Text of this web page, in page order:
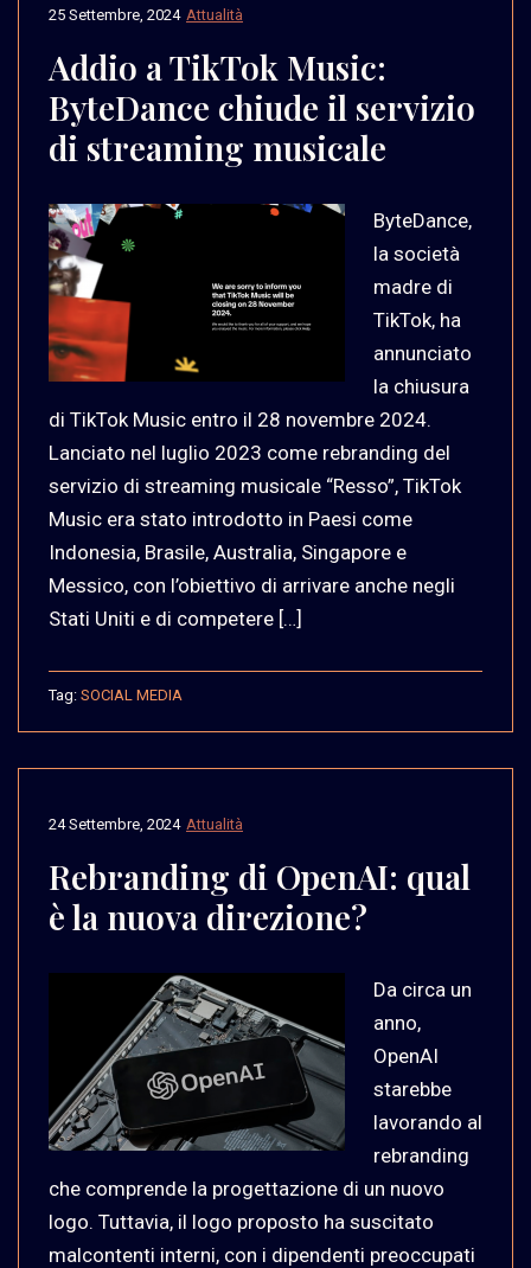
Attualità
25 Settembre, 2024
Addio a TikTok Music:
ByteDance chiude il servizio
di streaming musicale
ByteDance,
la società
madre di
TikTok, ha
annunciato
la chiusura
di TikTok Music entro il 28 novembre 2024.
Lanciato nel luglio 2023 come rebranding del
servizio di streaming musicale “Resso”, TikTok
Music era stato introdotto in Paesi come
Indonesia, Brasile, Australia, Singapore e
Messico, con l’obiettivo di arrivare anche negli
Stati Uniti e di competere […]
Tag: SOCIAL MEDIA
Attualità
24 Settembre, 2024
Rebranding di OpenAI: qual
è la nuova direzione?
Da circa un
anno,
OpenAI
starebbe
lavorando al
rebranding
che comprende la progettazione di un nuovo
logo. Tuttavia, il logo proposto ha suscitato
malcontenti interni, con i dipendenti preoccupati